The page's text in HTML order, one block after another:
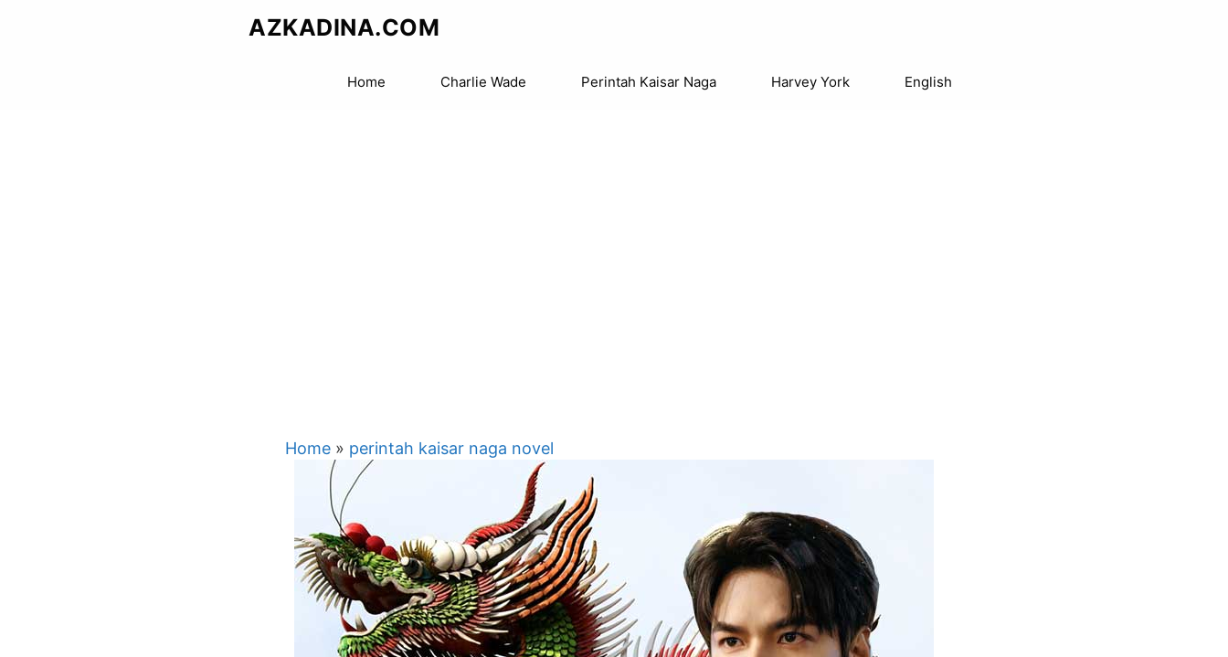
AZKADINA.COM
Home Charlie Wade Perintah Kaisar Naga Harvey York English
Home » perintah kaisar naga novel